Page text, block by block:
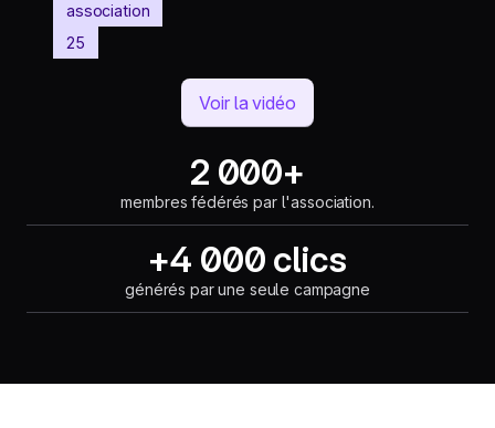
association
25
Voir la vidéo
2 000+
membres fédérés par l'association.
+4 000 clics
générés par une seule campagne